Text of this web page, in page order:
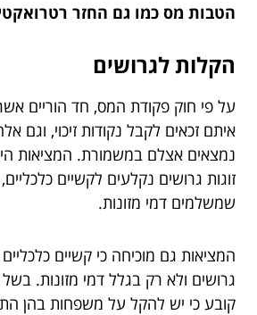
הטבות מס כמו גם החזר
הקלות לגרושים
על פי חוק פקודת המס, חד הוריים
איתם זכאים לקבל נקודות זיכוי, וגם
נמצאים אצלם במשמורת. המציאות
זוגות גרושים נקלעים לקשיים
שמשלמים דמי מזונות.
המציאות גם מוכיחה כי קשיים
גרושים ולא רק בגלל דמי מזונות.
קובע כי יש להקל על משפחות בהן